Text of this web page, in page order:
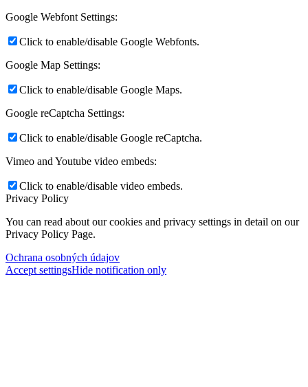
Google Webfont Settings:
Click to enable/disable Google Webfonts.
Google Map Settings:
Click to enable/disable Google Maps.
Google reCaptcha Settings:
Click to enable/disable Google reCaptcha.
Vimeo and Youtube video embeds:
Click to enable/disable video embeds.
Privacy Policy
You can read about our cookies and privacy settings in detail on our
Privacy Policy Page.
Ochrana osobných údajov
Accept settingsHide notification only